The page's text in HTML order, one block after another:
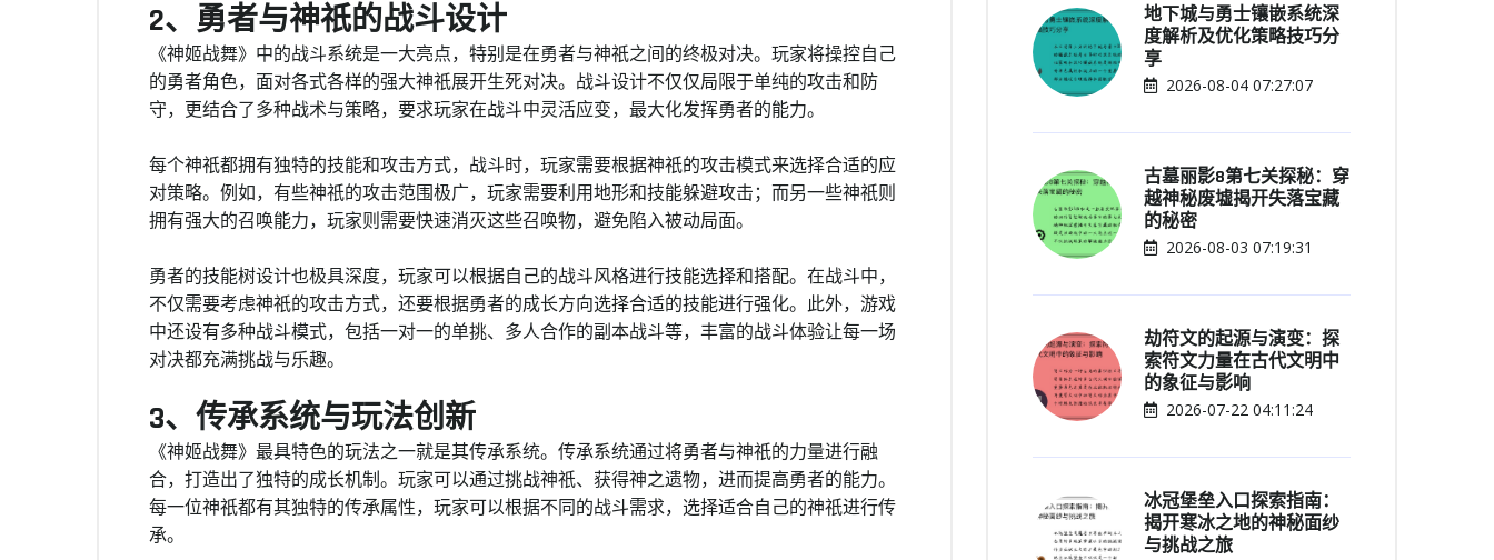
2、勇者与神祇的战斗设计
《神姬战舞》中的战斗系统是一大亮点，特别是在勇者与神祇之间的终极对决。玩家将操控自己
的勇者角色，面对各式各样的强大神祇展开生死对决。战斗设计不仅仅局限于单纯的攻击和防
守，更结合了多种战术与策略，要求玩家在战斗中灵活应变，最大化发挥勇者的能力。
每个神祇都拥有独特的技能和攻击方式，战斗时，玩家需要根据神祇的攻击模式来选择合适的应
对策略。例如，有些神祇的攻击范围极广，玩家需要利用地形和技能躲避攻击；而另一些神祇则
拥有强大的召唤能力，玩家则需要快速消灭这些召唤物，避免陷入被动局面。
勇者的技能树设计也极具深度，玩家可以根据自己的战斗风格进行技能选择和搭配。在战斗中，
不仅需要考虑神祇的攻击方式，还要根据勇者的成长方向选择合适的技能进行强化。此外，游戏
中还设有多种战斗模式，包括一对一的单挑、多人合作的副本战斗等，丰富的战斗体验让每一场
对决都充满挑战与乐趣。
3、传承系统与玩法创新
《神姬战舞》最具特色的玩法之一就是其传承系统。传承系统通过将勇者与神祇的力量进行融
合，打造出了独特的成长机制。玩家可以通过挑战神祇、获得神之遗物，进而提高勇者的能力。
每一位神祇都有其独特的传承属性，玩家可以根据不同的战斗需求，选择适合自己的神祇进行传
承。
地下城与勇士镶嵌系统深
度解析及优化策略技巧分
享
2026-08-04 07:27:07
古墓丽影8第七关探秘：穿
越神秘废墟揭开失落宝藏
的秘密
2026-08-03 07:19:31
劫符文的起源与演变：探
索符文力量在古代文明中
的象征与影响
2026-07-22 04:11:24
冰冠堡垒入口探索指南：
揭开寒冰之地的神秘面纱
与挑战之旅